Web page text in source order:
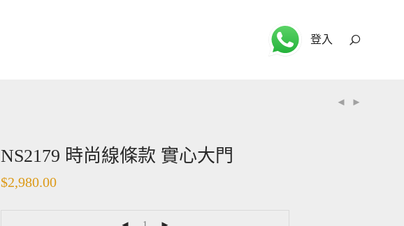
登入
NS2179 時尚線條款 實心大門
$2,980.00